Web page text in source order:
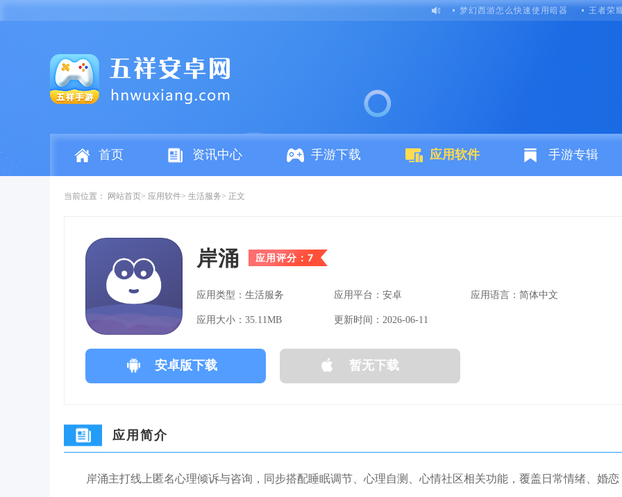
梦幻西游怎么快速使用暗器 王者荣
首页 资讯中心 手游下载 应用软件 手游专辑
当前位置： 网站首页 应用软件 生活服务 正文
岸涌 应用评分：7
应用类型：生活服务 应用平台：安卓 应用语言：简体中文
应用大小：35.11MB 更新时间：2026-06-11
安卓版下载 暂无下载
应用简介
岸涌主打线上匿名心理倾诉与咨询，同步搭配睡眠调节、心理自测、心情社区相关功能，覆盖日常情绪、婚恋